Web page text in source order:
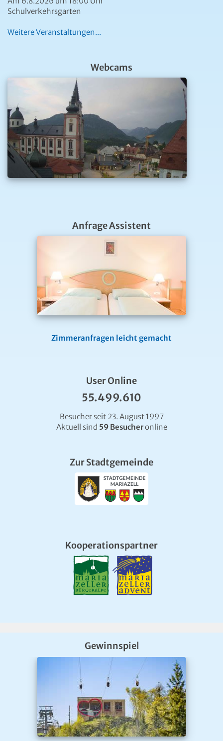
Schulverkehrsgarten
Weitere Veranstaltungen...
Webcams
Anfrage Assistent
Zimmeranfragen leicht gemacht
User Online
55.499.610
Besucher seit 23. August 1997
Aktuell sind 59 Besucheronline
Zur Stadtgemeinde
Kooperationspartner
Gewinnspiel